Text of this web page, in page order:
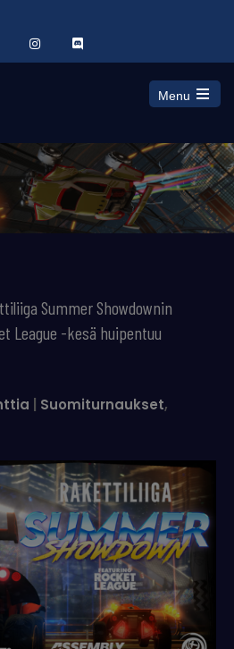
Menu
Open
menu
Summer Showdownin
League -kesä huipentuu
Suomiturnaukset,